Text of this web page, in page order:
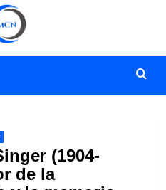
(1904-
de la